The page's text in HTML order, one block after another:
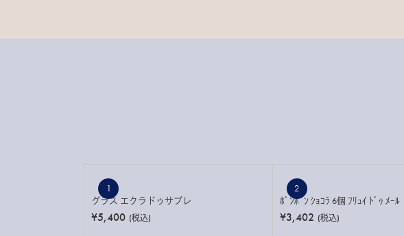
1
グラス エクラドゥサブレ
¥5,400 (税込)
2
ﾎﾞﾝﾎﾞﾝ ｼｮｺﾗ 6個 ﾌﾘｭｲ ﾄﾞｩ ﾒｰﾙ
¥3,402 (税込)